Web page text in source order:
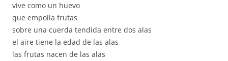
vive como un huevo
que empolla frutas
sobre una cuerda tendida entre dos alas
el aire tiene la edad de las alas
las frutas nacen de las alas